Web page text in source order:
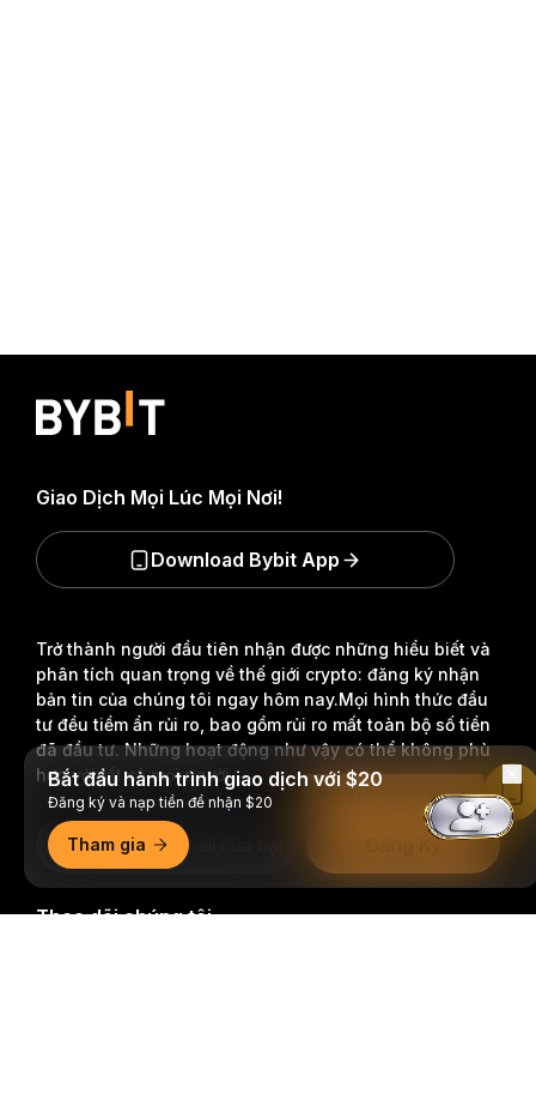
Trở thành người đầu tiên nhận được những hiểu biết và
phân tích quan trọng về thế giới crypto: đăng ký nhận
bản tin của chúng tôi ngay hôm nay.Mọi hình thức đầu
tư đều tiềm ẩn rủi ro, bao gồm rủi ro mất toàn bộ số tiền
đã đầu tư. Những hoạt động như vậy có thể không phù
hợp với tất cả mọi người.
Đăng Ký
Theo dõi chúng tôi
Giao Dịch Mọi Lúc Mọi Nơi!
Download Bybit App
Bắt đầu hành trình giao dịch với $20
Đăng ký và nạp tiền để nhận $20
Tham gia
Đọc Trên Bybit App